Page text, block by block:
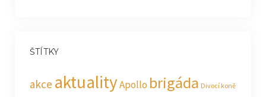
ŠTÍTKY
akce aktualityApollo brigáda Divocí koně